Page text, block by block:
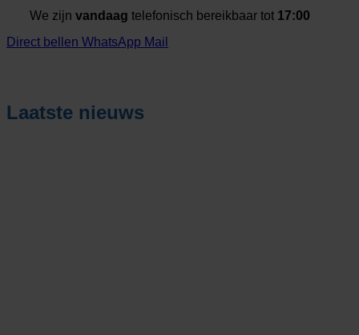
We zijn vandaag telefonisch bereikbaar tot 17:00
Direct bellen WhatsApp Mail
Laatste nieuws